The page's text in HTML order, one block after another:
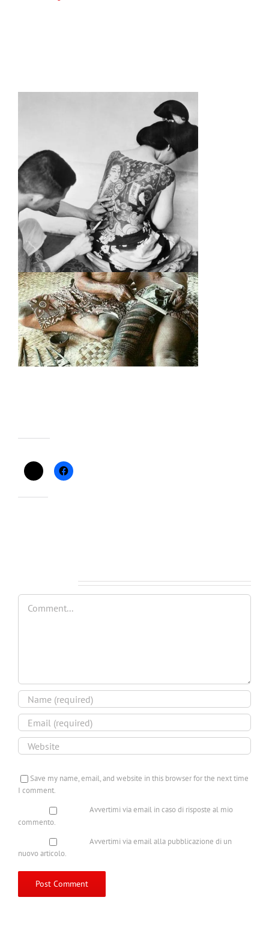
Comment
Save my name, email, and website in this browser for the next time
I comment.
Avvertimi via email in caso di risposte al mio
commento.
Avvertimi via email alla pubblicazione di un
nuovo articolo.